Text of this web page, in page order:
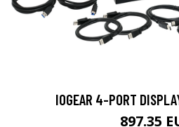
IOGEAR 4-PORT
897.35